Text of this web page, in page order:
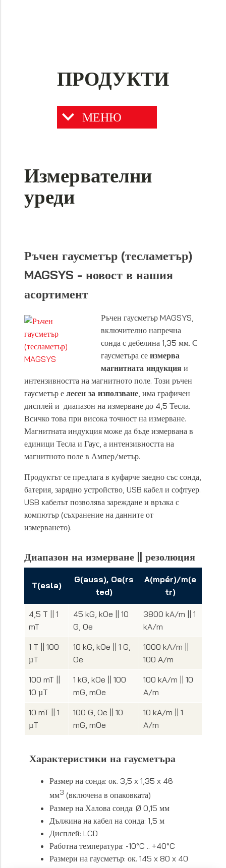
ПРОДУКТИ
МЕНЮ
Измервателни
уреди
Ръчен гаусметър (тесламетър)
MAGSYS - новост в нашия
асортимент
Ръчен гаусметър MAGSYS,
включително напречна
сонда с дебелина 1,35 мм. С
гаусметъра се измерва
магнитната индукция и
интензивността на магнитното поле. Този ръчен
гаусметър е лесен за използване, има графичен
дисплей и диапазон на измерване до 4,5 Тесла.
Всичко това при висока точност на измерване.
Магнитната индукция може да бъде измервана в
единици Тесла и Гаус, а интензивността на
магнитното поле в Ампер/метър.
Продуктът се предлага в куфарче заедно със сонда,
батерия, зарядно устройство, USB кабел и софтуер.
USB кабелът позволява зареждане и връзка с
компютър (съхранение на данните от
измерването).
Диапазон на измерване || резолюция
T(esla)
G(auss), Oe(rs
ted)
A(mpér)/m(e
tr)
4,5 T || 1
mT
45 kG, kOe || 10
G, Oe
3800 kA/m || 1
kA/m
1 T || 100
µT
10 kG, kOe || 1 G,
Oe
1000 kA/m ||
100 A/m
100 mT ||
10 µT
1 kG, kOe || 100
mG, mOe
100 kA/m || 10
A/m
10 mT || 1
µT
100 G, Oe || 10
mG, mOe
10 kA/m || 1
A/m
Характеристики на гаусметъра
Размер на сонда: ок. 3,5 x 1,35 x 46
мм3 (включена в опаковката)
Размер на Халова сонда: Ø 0,15 мм
Дължина на кабел на сонда: 1,5 м
Дисплей: LCD
Работна температура: -10°C .. +40°C
Размери на гаусметър: ок. 145 x 80 x 40